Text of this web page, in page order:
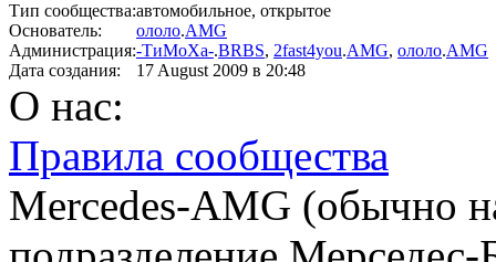
Тип сообщества:автомобильное, открытое
Основатель:
ололо.AMG
Администрация:-ТиМоХа-.BRBS, 2fast4you.AMG, ололо.AMG
Дата создания:
17 August 2009 в 20:48
О нас:
Правила сообщества
Mercedes-AMG (обычно